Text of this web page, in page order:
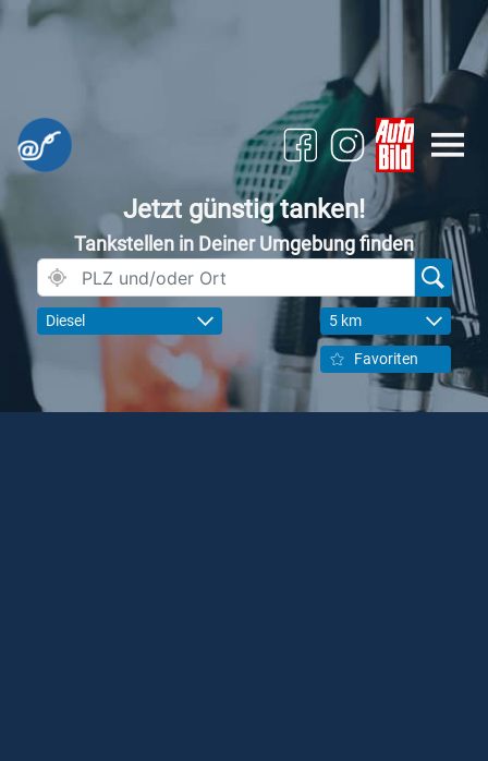
Jetzt günstig tanken!
Tankstellen in Deiner Umgebung finden
Diesel 5 km
Favoriten